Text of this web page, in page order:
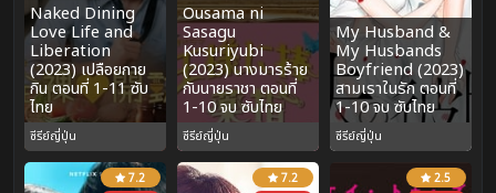
Naked Dining
Love Life and
Liberation
(2023) เปลือยกาย
กิน ตอนที่ 1-11 ซับ
ไทย
ซีรีย์ญี่ปุ่น
Ousama ni
Sasagu
Kusuriyubi
(2023) นางมารร้าย
กับนายราชา ตอนที่
1-10 จบ ซับไทย
ซีรีย์ญี่ปุ่น
My Husband &
My Husbands
Boyfriend (2023)
สามเราในรัก ตอนที่
1-10 จบ ซับไทย
ซีรีย์ญี่ปุ่น
7.2
7.2
2.5